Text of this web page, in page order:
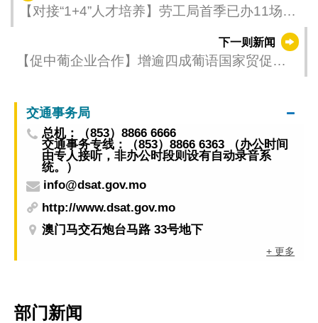
【对接“1+4”人才培养】劳工局首季已办11场行
下一则新闻
【促中葡企业合作】增逾四成葡语国家贸促单
区及深合区企业在澳洽商机
交通事务局
总机：（853）8866 6666
交通事务专线：（853）8866 6363 （办公时间
由专人接听，非办公时段则设有自动录音系
统。）
info@dsat.gov.mo
http://www.dsat.gov.mo
澳门马交石炮台马路 33号地下
+ 更多
部门新闻